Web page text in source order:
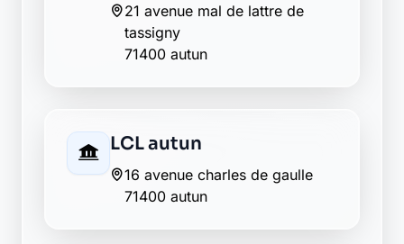
21 avenue mal de lattre de
tassigny
71400 autun
LCL autun
16 avenue charles de gaulle
71400 autun